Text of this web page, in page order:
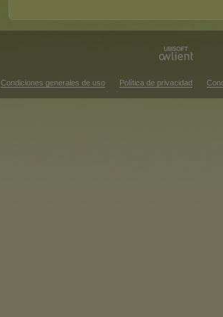
Condiciones generales de uso Política de privacidad